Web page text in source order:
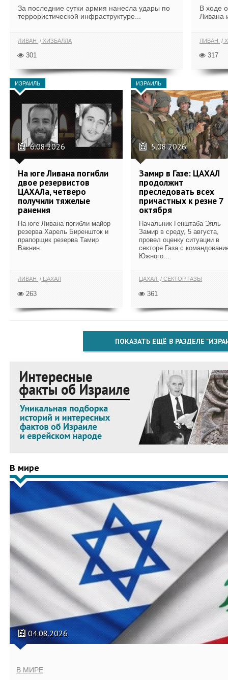
За последние сутки армия нанесла удары по
террористической инфраструктуре...
ЛИВАН ХИЗБАЛЛА
301
В ходе
Ливана
ЛИВАН
317
ИЗРАИЛЬ
6.08.2026
На юге Ливана погибли
двое резервистов
ЦАХАЛа, четверо
получили тяжелые
ранения
На юге Ливана погибли майор
резерва Харель Биреншток и
прапорщик резерва Тамир
Вакнин.
ЛИВАН ЦАХАЛ
263
ИЗРАИЛЬ
5.08.2026
Замир в Газе: ЦАХАЛ
продолжит
преследовать всех
причастных к резне 7
октября
Начальник Генштаба Эяль
Замир в среду, 5 августа,
провел оценку ситуации в
секторе Газа с
Южного...
ЦАХАЛ СЕКТОР ГАЗЫ
361
ПОКАЗАТЬ ЕЩЁ В РАЗДЕЛЕ
В мире
04.08.2026
В МИРЕ